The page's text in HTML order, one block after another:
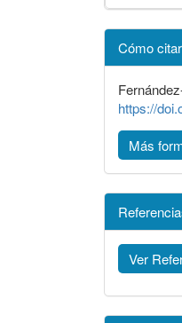
Detalles
del
artículo
Cómo citar
https://
Más
Ver